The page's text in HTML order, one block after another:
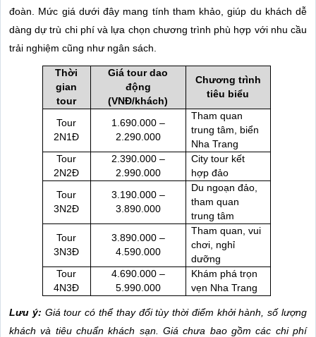
đoàn. Mức giá dưới đây mang tính tham khảo, giúp du khách dễ
dàng dự trù chi phí và lựa chọn chương trình phù hợp với nhu cầu
trải nghiệm cũng như ngân sách.
Thời
gian
tour
Giá tour dao
động
(VNĐ/khách)
Chương trình
tiêu biểu
Tour
2N1Đ
1.690.000 –
2.290.000
Tham quan
trung tâm, biển
Nha Trang
Tour
2N2Đ
2.390.000 –
2.990.000
City tour kết
hợp đảo
Tour
3N2Đ
3.190.000 –
3.890.000
Du ngoạn đảo,
tham quan
trung tâm
Tour
3N3Đ
3.890.000 –
4.590.000
Tham quan, vui
chơi, nghỉ
dưỡng
Tour
4N3Đ
4.690.000 –
5.990.000
Khám phá trọn
vẹn Nha Trang
Lưu ý: Giá tour có thể thay đổi tùy thời điểm khởi hành, số lượng
khách và tiêu chuẩn khách sạn. Giá chưa bao gồm các chi phí